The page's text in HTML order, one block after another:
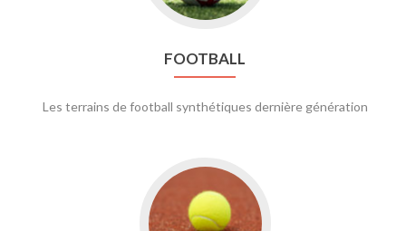
FOOTBALL
Les terrains de football synthétiques dernière génération
to
TENNIS